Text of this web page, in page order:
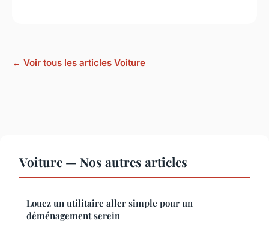
← Voir tous les articles Voiture
Voiture — Nos autres articles
Louez un utilitaire aller simple pour un
déménagement serein